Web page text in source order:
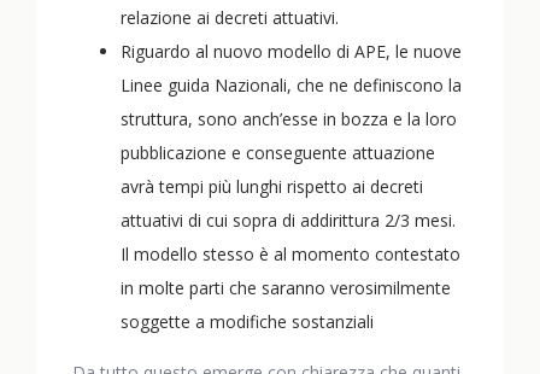
relazione ai decreti attuativi.
Riguardo al nuovo modello di APE, le nuove
Linee guida Nazionali, che ne definiscono la
struttura, sono anch’esse in bozza e la loro
pubblicazione e conseguente attuazione
avrà tempi più lunghi rispetto ai decreti
attuativi di cui sopra di addirittura 2/3 mesi.
Il modello stesso è al momento contestato
in molte parti che saranno verosimilmente
soggette a modifiche sostanziali